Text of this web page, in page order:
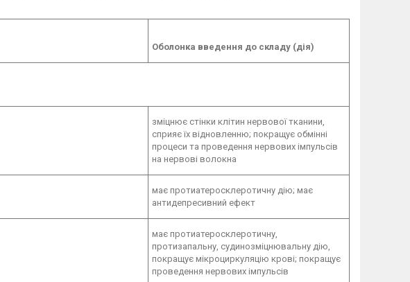
Оболонка введення до складу (дія)
зміцнює стінки клітин нервової тканини,
сприяє їх відновленню; покращує обмінні
процеси та проведення нервових імпульсів
на нервові волокна
має протиатеросклеротичну дію; має
антидепресивний ефект
має протиатеросклеротичну,
протизапальну, судинозміцнювальну дію,
покращує мікроциркуляцію крові; покращує
проведення нервових імпульсів